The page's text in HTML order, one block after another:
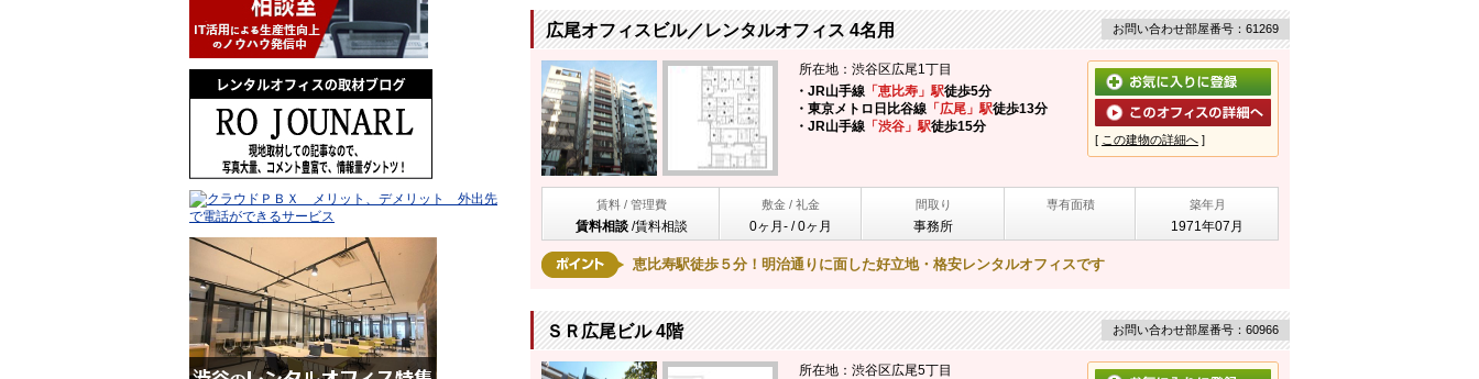
広尾オフィスビル／レンタルオフィス 4名用 お問い合わせ部屋番号：61269
所在地：渋谷区広尾1丁目
・JR山手線 「恵比寿」駅徒歩5分
・東京メトロ日比谷線 「広尾」駅徒歩13分
・JR山手線 「渋谷」駅徒歩15分
[ この建物の詳細へ ]
賃料 / 管理費 敷金 / 礼金 間取り 専有面積 築年月
賃料相談/賃料相談 0ヶ月- / 0ヶ月 事務所 1971年07月
恵比寿駅徒歩５分！明治通りに面した好立地・格安レンタルオフィスです
ＳＲ広尾ビル 4階 お問い合わせ部屋番号：60966
所在地：渋谷区広尾5丁目